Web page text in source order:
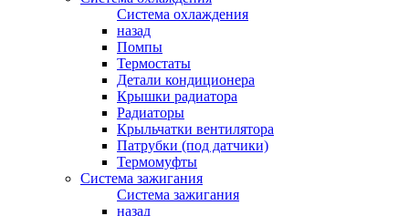
Система охлаждения
назад
Помпы
Термостаты
Детали кондиционера
Крышки радиатора
Радиаторы
Крыльчатки вентилятора
Патрубки (под датчики)
Термомуфты
Система зажигания
Система зажигания
назад